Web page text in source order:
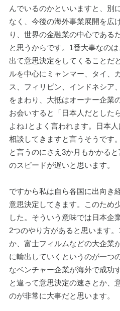
んでいるのかといいますと、別
なく、今後の海外事業展開を広
り、世界の金融業の中心である
と思うからです。1番大事なの
出て意思決定をしてくることだ
ルを中心にミャンマー、タイ、
ス、フィリピン、インドネシア
をまわり、大抵はオーナー企業
お会いすると「日本人だとした
よね｣とよく言われます。日本
相談してきますと言うそうです
と言うのにさえ3か月もかかる
のスピードが遅いと思います。
ですから私は自ら各国に出向き
意思決定してきます。このため
した。そういう意味では日本企
2つのやり方があると思います
か、富士フィルムなどの大企業
に輸出していくというのが一つ
なベンチャー企業が海外で成功
と違って意思決定の速さとか、
のが非常に大事だと思います。